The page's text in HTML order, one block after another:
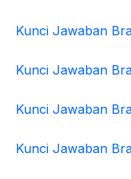
Kunci Jawaban
Kunci Jawaban
Kunci Jawaban
Kunci Jawaban